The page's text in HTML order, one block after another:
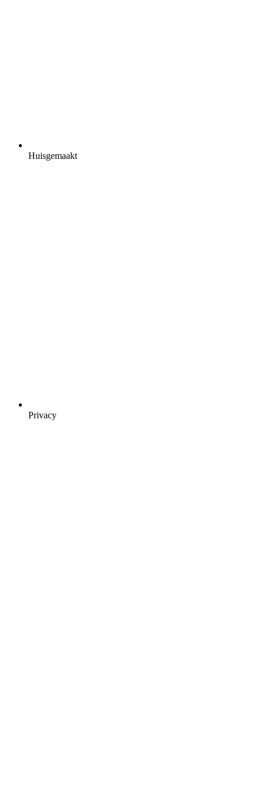
Huisgemaakt
Privacy